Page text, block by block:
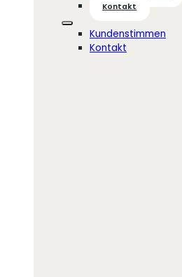
Kontakt
Kundenstimmen
Kontakt